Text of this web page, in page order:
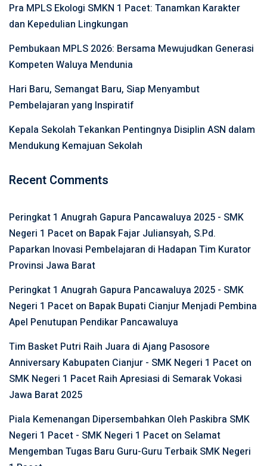
Pra MPLS Ekologi SMKN 1 Pacet: Tanamkan Karakter
dan Kepedulian Lingkungan
Pembukaan MPLS 2026: Bersama Mewujudkan Generasi
Kompeten Waluya Mendunia
Hari Baru, Semangat Baru, Siap Menyambut
Pembelajaran yang Inspiratif
Kepala Sekolah Tekankan Pentingnya Disiplin ASN dalam
Mendukung Kemajuan Sekolah
Recent Comments
Peringkat 1 Anugrah Gapura Pancawaluya 2025 - SMK
Negeri 1 Pacet on Bapak Fajar Juliansyah, S.Pd.
Paparkan Inovasi Pembelajaran di Hadapan Tim Kurator
Provinsi Jawa Barat
Peringkat 1 Anugrah Gapura Pancawaluya 2025 - SMK
Negeri 1 Pacet on Bapak Bupati Cianjur Menjadi Pembina
Apel Penutupan Pendikar Pancawaluya
Tim Basket Putri Raih Juara di Ajang Pasosore
Anniversary Kabupaten Cianjur - SMK Negeri 1 Pacet on
SMK Negeri 1 Pacet Raih Apresiasi di Semarak Vokasi
Jawa Barat 2025
Piala Kemenangan Dipersembahkan Oleh Paskibra SMK
Negeri 1 Pacet - SMK Negeri 1 Pacet on Selamat
Mengemban Tugas Baru Guru-Guru Terbaik SMK Negeri